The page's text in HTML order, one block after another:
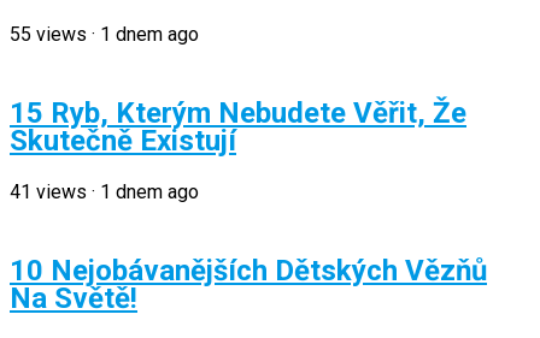
55 views · 1 dnem ago
15 Ryb, Kterým Nebudete Věřit, Že
Skutečně Existují
41 views · 1 dnem ago
10 Nejobávanějších Dětských Vězňů
Na Světě!